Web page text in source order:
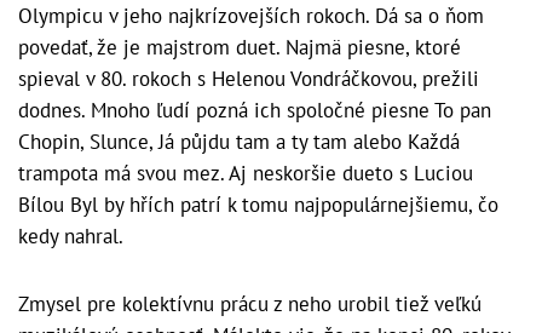
Olympicu v jeho najkrízovejších rokoch. Dá sa o ňom
povedať, že je majstrom duet. Najmä piesne, ktoré
spieval v 80. rokoch s Helenou Vondráčkovou, prežili
dodnes. Mnoho ľudí pozná ich spoločné piesne To pan
Chopin, Slunce, Já půjdu tam a ty tam alebo Každá
trampota má svou mez. Aj neskoršie dueto s Luciou
Bílou Byl by hřích patrí k tomu najpopulárnejšiemu, čo
kedy nahral.
Zmysel pre kolektívnu prácu z neho urobil tiež veľkú